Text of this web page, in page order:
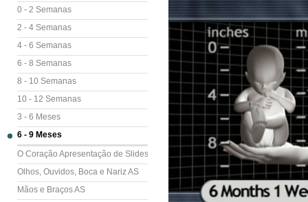
0 - 2 Semanas
2 - 4 Semanas
4 - 6 Semanas
6 - 8 Semanas
8 - 10 Semanas
10 - 12 Semanas
3 - 6 Meses
6 - 9 Meses
O Coração Apresentação de Slides (AS)
Olhos, Ouvidos, Boca e Nariz AS
Mãos e Braços AS